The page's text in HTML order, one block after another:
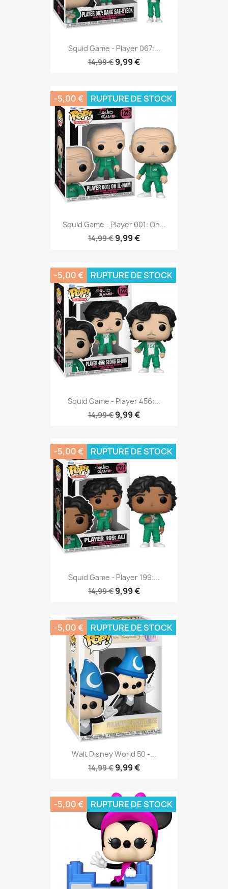
Squid Game - Player 067:...
14,99 € 9,99 €
Squid Game - Player 001: Oh...
14,99 € 9,99 €
-5,00 € RUPTURE DE STOCK
Squid Game - Player 456:...
14,99 € 9,99 €
-5,00 € RUPTURE DE STOCK
Squid Game - Player 199:...
14,99 € 9,99 €
-5,00 € RUPTURE DE STOCK
Walt Disney World 50 -...
14,99 € 9,99 €
-5,00 € RUPTURE DE STOCK
-5,00 € RUPTURE DE STOCK